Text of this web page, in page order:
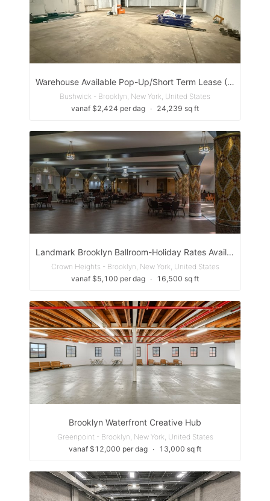
Warehouse Available Pop-Up/Short Term Lease (Williamsburg Brooklyn)
Bushwick - Brooklyn, New York, United States
vanaf $2,424 per dag ∙ 24,239 sq ft
Landmark Brooklyn Ballroom-Holiday Rates Available
Crown Heights - Brooklyn, New York, United States
vanaf $5,100 per dag ∙ 16,500 sq ft
Brooklyn Waterfront Creative Hub
Greenpoint - Brooklyn, New York, United States
vanaf $12,000 per dag ∙ 13,000 sq ft